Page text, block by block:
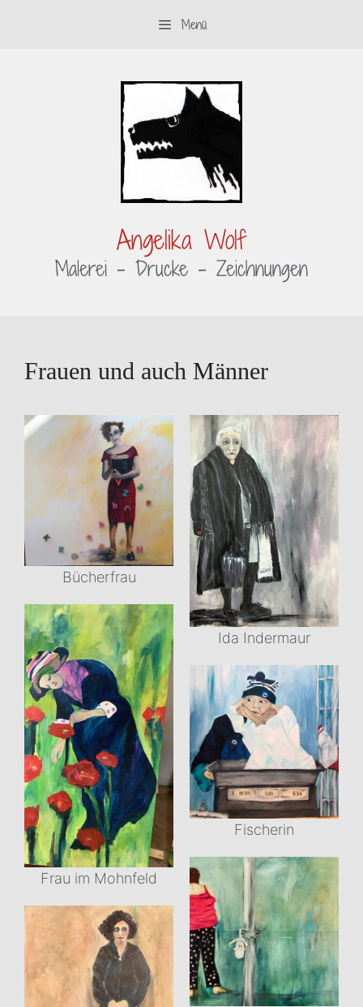
Menü
Angelika Wolf
Malerei – Drucke – Zeichnungen
Frauen und auch Männer
Bücherfrau
Ida Indermaur
Frau im Mohnfeld
Fischerin